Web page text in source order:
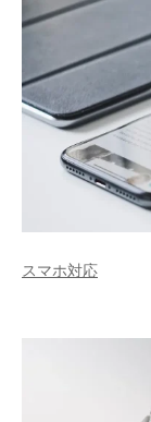
スマホ対応